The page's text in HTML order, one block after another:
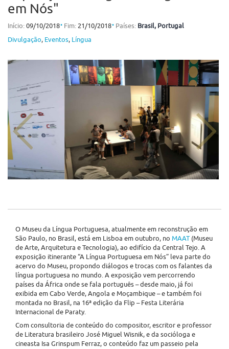
em Nós"
Início: 09/10/2018⋅ Fim: 21/10/2018⋅ Países: Brasil, Portugal
Divulgação, Eventos, Língua
O Museu da Língua Portuguesa, atualmente em reconstrução em
São Paulo, no Brasil, está em Lisboa em outubro, no MAAT(Museu
de Arte, Arquitetura e Tecnologia), ao edifício da Central Tejo. A
exposição itinerante “A Língua Portuguesa em Nós” leva parte do
acervo do Museu, propondo diálogos e trocas com os falantes da
língua portuguesa no mundo. A exposição vem percorrendo
países da África onde se fala português – desde maio, já foi
exibida em Cabo Verde, Angola e Moçambique – e também foi
montada no Brasil, na 16ª edição da Flip – Festa Literária
Internacional de Paraty.
Com consultoria de conteúdo do compositor, escritor e professor
de Literatura brasileiro José Miguel Wisnik, e da socióloga e
cineasta Isa Grinspum Ferraz, o conteúdo faz um passeio pela